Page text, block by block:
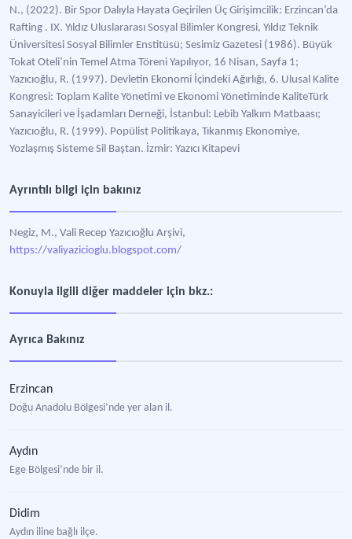
N., (2022). Bir Spor Dalıyla Hayata Geçirilen Üç Girişimcilik: Erzincan’da
Rafting . IX. Yıldız Uluslararası Sosyal Bilimler Kongresi, Yıldız Teknik
Üniversitesi Sosyal Bilimler Enstitüsü; Sesimiz Gazetesi (1986). Büyük
Tokat Oteli’nin Temel Atma Töreni Yapılıyor, 16 Nisan, Sayfa 1;
Yazıcıoğlu, R. (1997). Devletin Ekonomi İçindeki Ağırlığı, 6. Ulusal Kalite
Kongresi: Toplam Kalite Yönetimi ve Ekonomi Yönetiminde KaliteTürk
Sanayicileri ve İşadamları Derneği, İstanbul: Lebib Yalkım Matbaası;
Yazıcıoğlu, R. (1999). Popülist Politikaya, Tıkanmış Ekonomiye,
Yozlaşmış Sisteme Sil Baştan. İzmir: Yazıcı Kitapevi
Ayrıntılı bilgi için bakınız
Negiz, M., Vali Recep Yazıcıoğlu Arşivi,
https://valiyazicioglu.blogspot.com/
Konuyla ilgili diğer maddeler için bkz.:
Ayrıca Bakınız
Erzincan
Doğu Anadolu Bölgesi’nde yer alan il.
Aydın
Ege Bölgesi’nde bir il.
Didim
Aydın iline bağlı ilçe.